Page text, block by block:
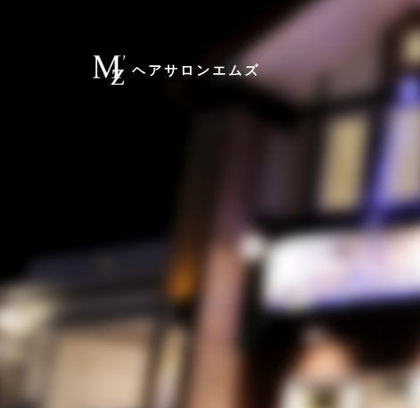
ヘアサロンエムズ